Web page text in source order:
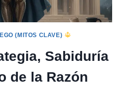
(MITOS CLAVE)
Sabiduría
de la Razón